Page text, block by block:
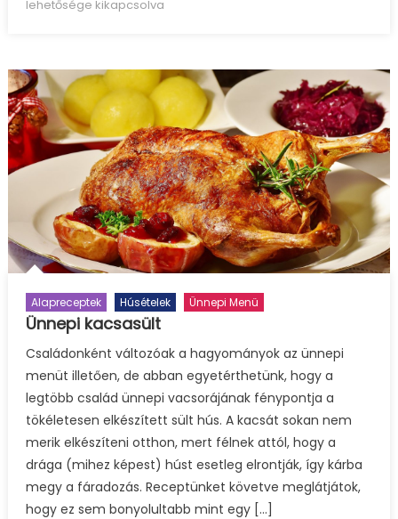
lehetősége kikapcsolva
Alapreceptek Húsételek Ünnepi Menü
Ünnepi kacsasült
Családonként változóak a hagyományok az ünnepi
menüt illetően, de abban egyetérthetünk, hogy a
legtöbb család ünnepi vacsorájának fénypontja a
tökéletesen elkészített sült hús. A kacsát sokan nem
merik elkészíteni otthon, mert félnek attól, hogy a
drága (mihez képest) húst esetleg elrontják, így kárba
megy a fáradozás. Receptünket követve meglátjátok,
hogy ez sem bonyolultabb mint egy […]